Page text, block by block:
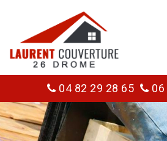
04 82 29 28 65